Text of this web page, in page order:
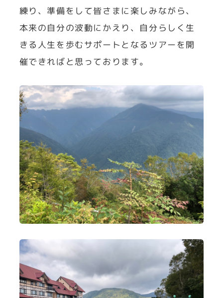
練り、準備をして皆さまに楽しみながら、
本来の自分の波動にかえり、自分らしく生
きる人生を歩むサポートとなるツアーを開
催できればと思っております。